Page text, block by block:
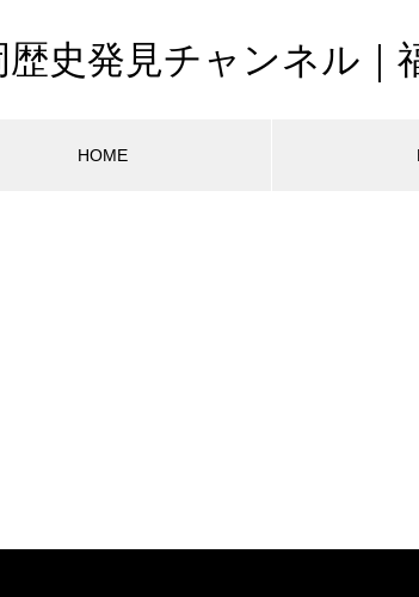
歴史発見チャンネル｜
HOME